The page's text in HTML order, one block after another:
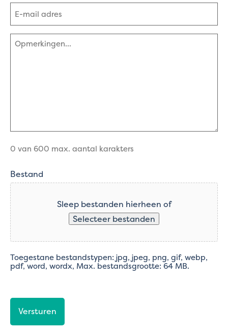
E-
mailadres
(Vereist)
Opmerkingen
(Vereist)
0 van 600 max. aantal karakters
Bestand
Sleep bestanden hierheen of
Selecteer bestanden
Toegestane bestandstypen: jpg, jpeg, png, gif, webp,
pdf, word, wordx, Max. bestandsgrootte: 64 MB.